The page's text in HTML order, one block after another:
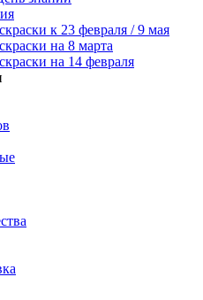
к 23 февраля / 9 мая
на 8 марта
на 14 февраля